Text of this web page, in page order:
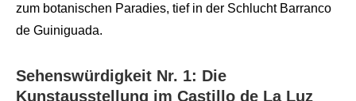
zum botanischen Paradies, tief in der Schlucht Barranco
de Guiniguada.
Sehenswürdigkeit Nr. 1: Die
Kunstausstellung im Castillo de La Luz